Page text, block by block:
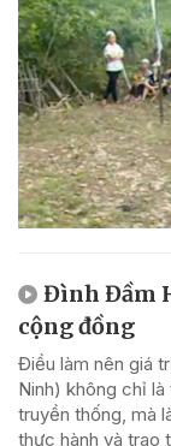
Đình Đầm
cộng đồng
Điều làm nên giá
Ninh) không chỉ
truyền thống, mà
thực hành và trao